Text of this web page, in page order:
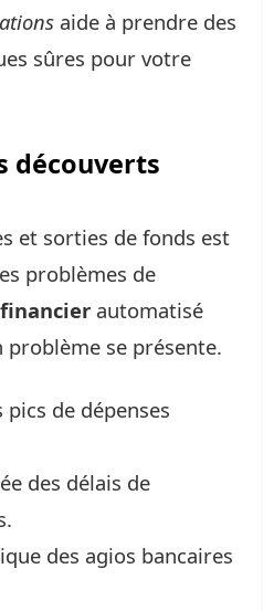
aide à prendre des
sûres pour votre
découverts
et sorties de fonds est
problèmes de
automatisé
se présente.
de dépenses
des délais de
des agios bancaires